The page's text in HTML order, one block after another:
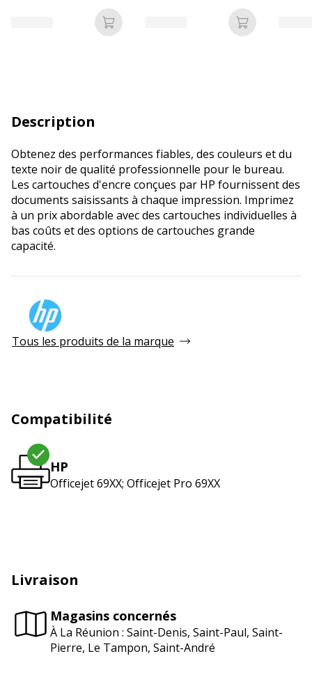
Ajouter au panier Ajouter au
Description
Obtenez des performances fiables, des couleurs et du
texte noir de qualité professionnelle pour le bureau.
Les cartouches d'encre conçues par HP fournissent des
documents saisissants à chaque impression. Imprimez
à un prix abordable avec des cartouches individuelles à
bas coûts et des options de cartouches grande
capacité.
Tous les produits de la marque
Compatibilité
HP
Officejet 69XX; Officejet Pro 69XX
Livraison
Magasins concernés
À La Réunion : Saint-Denis, Saint-Paul, Saint-
Pierre, Le Tampon, Saint-André